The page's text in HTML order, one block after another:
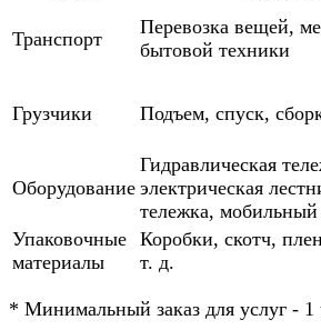
Транспорт
Перевозка вещей,
бытовой техники
Грузчики Подъем, спуск,
Оборудование
Гидравлическая
электрическая
тележка,
Упаковочные
материалы
Коробки, скотч,
т. д.
* Минимальный заказ для услуг - 1